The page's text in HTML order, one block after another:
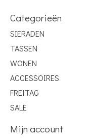
Categorieën
SIERADEN
TASSEN
WONEN
ACCESSOIRES
FREITAG
SALE
Mijn account